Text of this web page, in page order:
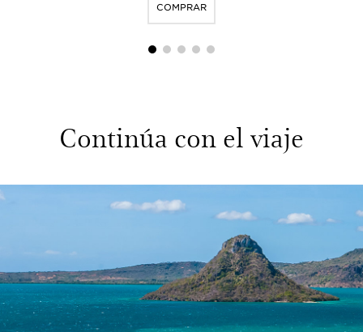
COMPRAR
1 2 3 4 5
Continúa con el viaje